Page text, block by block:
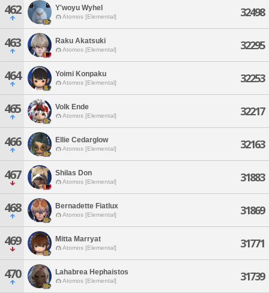
462 Y'woyu Wyhel
Atomos [Elemental] 32498
463 Raku Akatsuki
Atomos [Elemental] 32295
464 Yoimi Konpaku
Atomos [Elemental] 32253
465 Volk Ende
Atomos [Elemental] 32217
466 Ellie Cedarglow
Atomos [Elemental] 32163
467 Shilas Don
Atomos [Elemental] 31883
468 Bernadette Fiatlux
Atomos [Elemental] 31869
469 Mitta Marryat
Atomos [Elemental] 31771
470 Lahabrea Hephaistos
Atomos [Elemental] 31739